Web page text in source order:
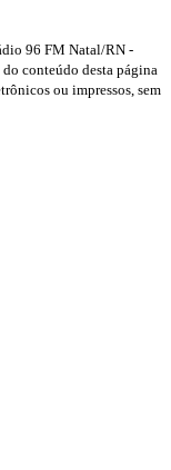
96 FM Natal/RN -
conteúdo desta página
ou impressos, sem